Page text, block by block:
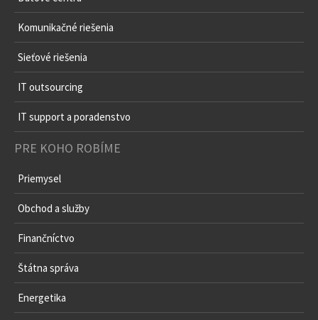
Komunikačné riešenia
Sieťové riešenia
IT outsourcing
IT support a poradenstvo
PRE KOHO ROBÍME
Priemysel
Obchod a služby
Finančníctvo
Štátna správa
Energetika